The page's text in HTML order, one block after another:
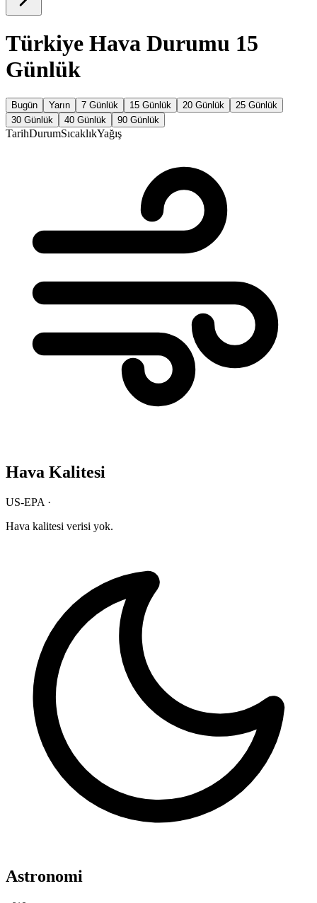
Türkiye Hava Durumu 15
Günlük
Bugün Yarın 7 Günlük 15 Günlük 20 Günlük
25 Günlük
30 Günlük
40 Günlük 90 Günlük
TarihDurumSıcaklıkYağış
Hava Kalitesi
US-EPA ·
Hava kalitesi verisi yok.
Astronomi